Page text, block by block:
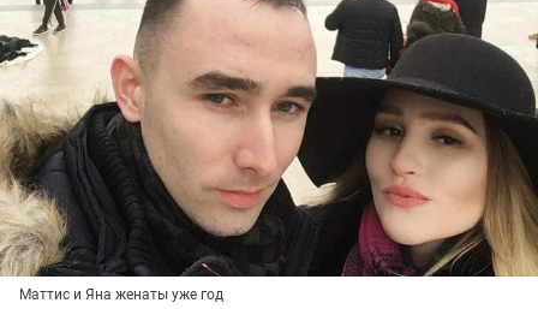
Маттис и Яна женаты уже год